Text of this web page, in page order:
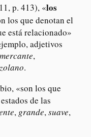
p. 413), «los
los que denotan el
está relacionado»
adjetivos
mercante,
.
«son los que
de las
, grande,suave,